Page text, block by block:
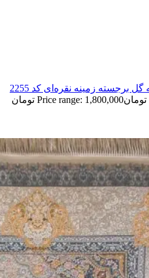
تومان
Price range: 1,800,000 تومان